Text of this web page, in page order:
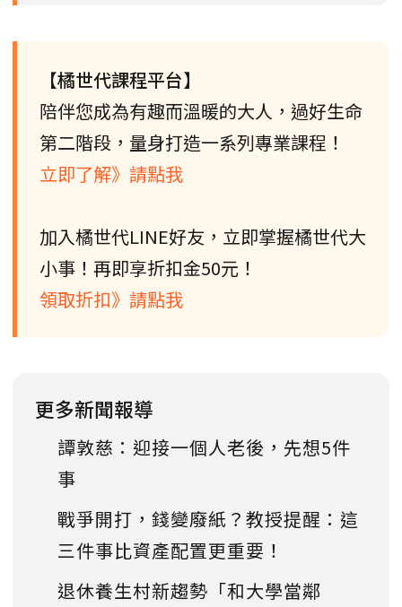
【橘世代課程平台】
陪伴您成為有趣而溫暖的大人，過好生命
第二階段，量身打造一系列專業課程！
立即了解》請點我
加入橘世代LINE好友，立即掌握橘世代大
小事！再即享折扣金50元！
領取折扣》請點我
更多新聞報導
譚敦慈：迎接一個人老後，先想5件
事
戰爭開打，錢變廢紙？教授提醒：這
三件事比資產配置更重要！
退休養生村新趨勢「和大學當鄰